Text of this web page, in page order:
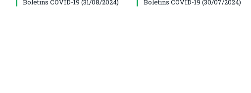
Boletins COVID-19 (31/08/2024) Boletins COVID-19 (30/07/2024)